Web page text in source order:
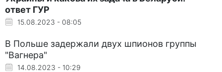
ответ ГУР
15.08.2023 - 08:05
В Польше задержали двух шпионов группы
"Вагнера"
14.08.2023 - 10:29